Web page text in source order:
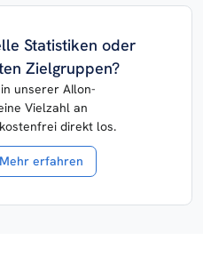
Statistiken oder
Zielgruppen?
unserer AIlon-
Vielzahl an
direkt los.
Mehr erfahren